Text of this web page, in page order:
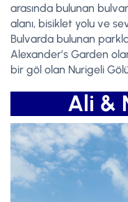
arasında bulunan
alanı, bisiklet yolu ve
Bulvarda bulunan
Alexander’s Garden
bir göl olan Nurigeli
Ali &